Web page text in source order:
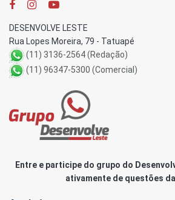
DESENVOLVE LESTE
Rua Lopes Moreira, 79 - Tatuapé
(11) 3136-2564 (Redação)
(11) 96347-5300 (Comercial)
Entre e participe do grupo do
ativamente de questões